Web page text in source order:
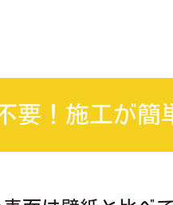
要！施工が簡